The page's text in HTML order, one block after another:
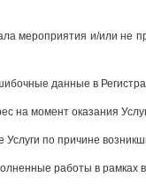
мероприятия и/или
данные в
на момент оказания
по причине
работы в